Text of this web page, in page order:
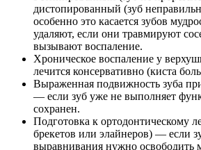
дистопированный (зуб
особенно это касается зубов
удаляют, если они травмируют
вызывают воспаление.
Хроническое воспаление у
лечится консервативно (киста
Выраженная подвижность зуба
— если зуб уже не выполняет
сохранен.
Подготовка к ортодонтическому
брекетов или элайнеров) — если
выравнивания нужно освободить